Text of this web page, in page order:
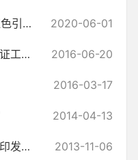
“一二三四”打造乡村发展“红色引擎” 2020-06-01
汪场镇农村土地确权登记颁证工作汇报 2016-06-20
2016-03-17
2014-04-13
汪场镇人民政府办公室关于印发《汪场镇环境综合整治实施方案》的通知 2013-11-06